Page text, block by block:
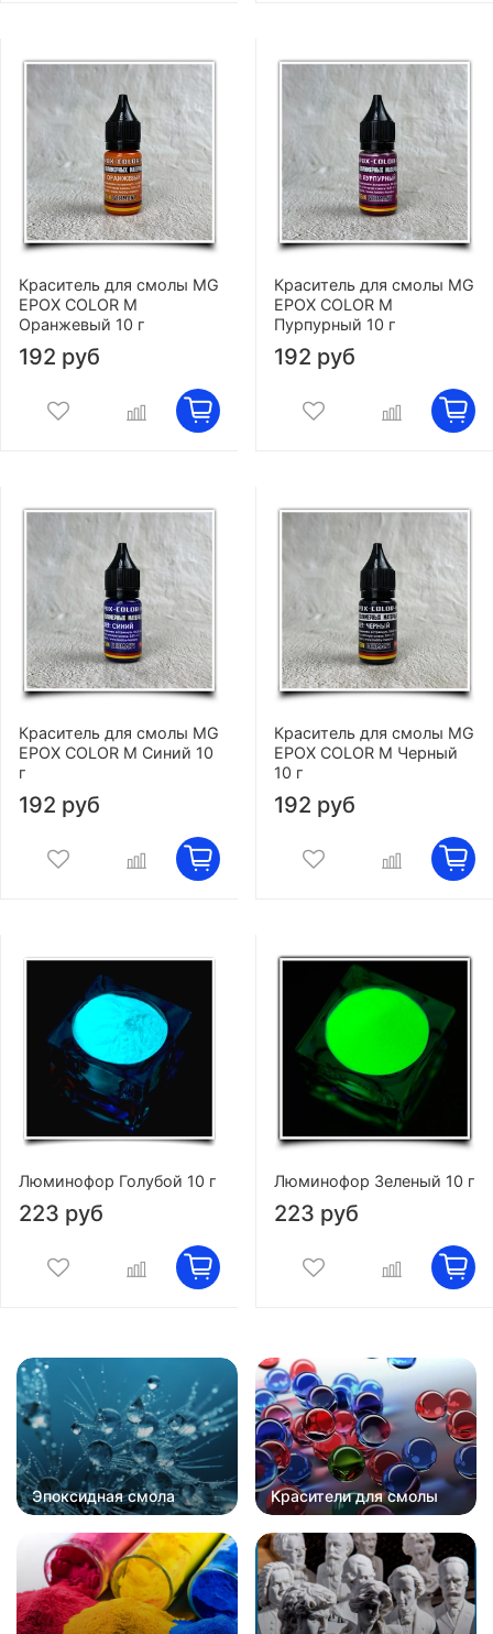
Краситель для смолы MG
EPOX COLOR M
Оранжевый 10 г
192 руб
Краситель для смолы MG
EPOX COLOR M
Пурпурный 10 г
192 руб
Краситель для смолы MG
EPOX COLOR M Синий 10
г
192 руб
Краситель для смолы MG
EPOX COLOR M Черный
10 г
192 руб
Люминофор Голубой 10 г
223 руб
Люминофор Зеленый 10 г
223 руб
Эпоксидная смола Красители для смолы